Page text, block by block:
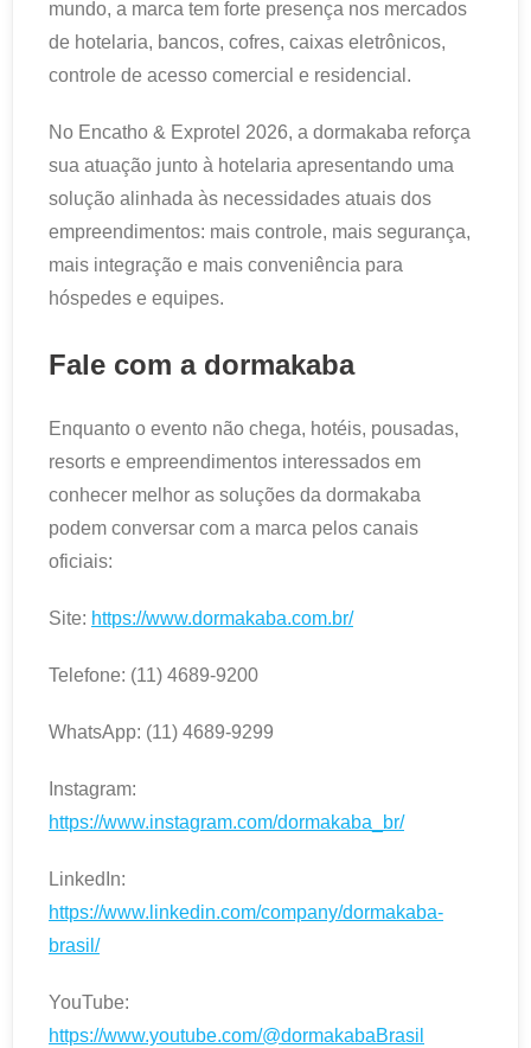
mundo, a marca tem forte presença nos mercados
de hotelaria, bancos, cofres, caixas eletrônicos,
controle de acesso comercial e residencial.
No Encatho & Exprotel 2026, a dormakaba reforça
sua atuação junto à hotelaria apresentando uma
solução alinhada às necessidades atuais dos
empreendimentos: mais controle, mais segurança,
mais integração e mais conveniência para
hóspedes e equipes.
Fale com a dormakaba
Enquanto o evento não chega, hotéis, pousadas,
resorts e empreendimentos interessados em
conhecer melhor as soluções da dormakaba
podem conversar com a marca pelos canais
oficiais:
Site: https://www.dormakaba.com.br/
Telefone: (11) 4689-9200
WhatsApp: (11) 4689-9299
Instagram:
https://www.instagram.com/dormakaba_br/
LinkedIn:
https://www.linkedin.com/company/dormakaba-
brasil/
YouTube:
https://www.youtube.com/@dormakabaBrasil